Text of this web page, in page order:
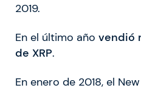
2019.
En el último año vendió
de XRP.
En enero de 2018, el